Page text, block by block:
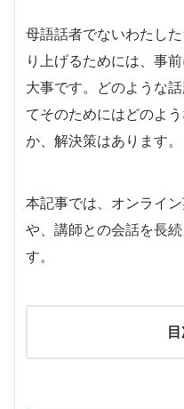
母語話者でないわたし
り上げるためには、事
大事です。どのような
てそのためにはどのよ
か、解決策はあります。
本記事では、オンライ
や、講師との会話を長
す。